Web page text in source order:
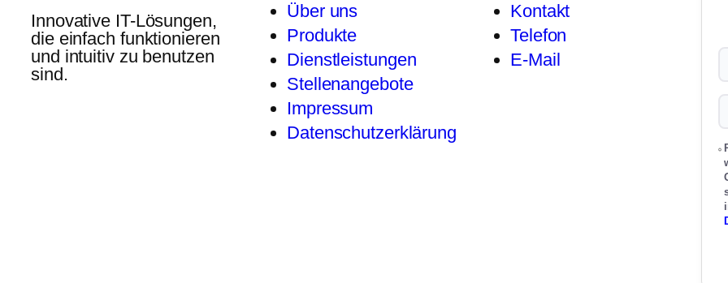
Innovative IT-Lösungen,
die einfach funktionieren
und intuitiv zu benutzen
sind.
Über uns
Produkte
Dienstleistungen
Stellenangebote
Impressum
Datenschutzerklärung
Kontakt
Telefon
E-Mail